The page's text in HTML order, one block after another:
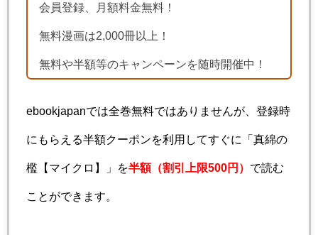
会員登録、月額料金無料！
無料漫画は2,000冊以上！
無料や半額等のキャンペーンを随時開催中！
ebookjapanでは全巻無料ではありませんが、登録時
にもらえる半額クーポンを利用してすぐに「真綿の
檻【マイクロ】」を半額（割引上限500円） で読む
ことができます。